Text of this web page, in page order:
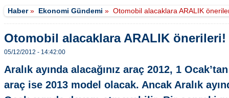
Haber» Ekonomi Gündemi »Otomobil alacaklara ARALIK
Otomobil alacaklara ARALIK önerileri!
05/12/2012 - 14:42:00
Aralık ayında alacağınız araç 2012, 1
araç ise 2013 model olacak. Ancak Aralık